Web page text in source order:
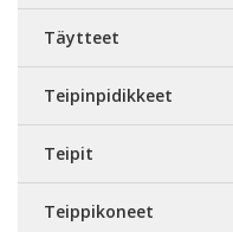
Täytteet
Teipinpidikkeet
Teipit
Teippikoneet